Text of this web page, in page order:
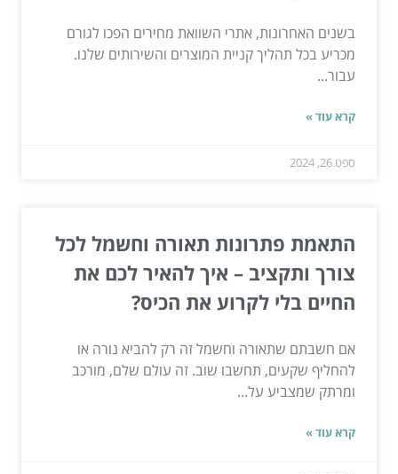
בשנים האחרונות, אתרי השוואת מחירים הפכו לגורם
מכריע בכל תהליך קניית המוצרים והשירותים שלנו.
עבור...
קרא עוד »
ספט 26, 2024
התאמת פתרונות תאורה וחשמל לכל
צורך ותקציב – איך להאיר לכם את
החיים בלי לקרוע את הכיס?
אם חשבתם שתאורה וחשמל זה רק להביא נורה או
להחליף שקעים, תחשבו שוב. זה עולם שלם, מורכב
ומרתק שמצביע על...
קרא עוד »